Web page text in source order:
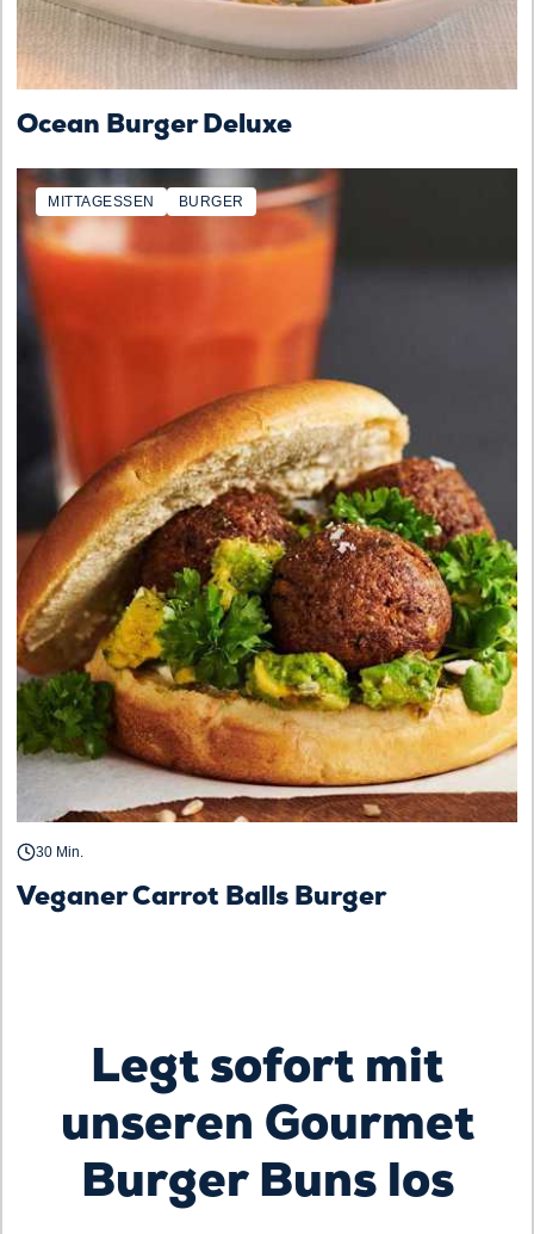
Ocean Burger Deluxe
MITTAGESSEN BURGER
30 Min.
Veganer Carrot Balls Burger
Legt sofort mit
unseren Gourmet
Burger Buns los